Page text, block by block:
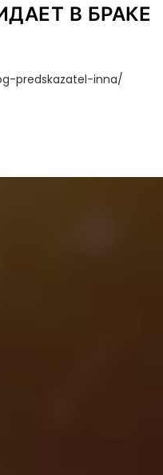
В БРАКЕ
predskazatel-inna/